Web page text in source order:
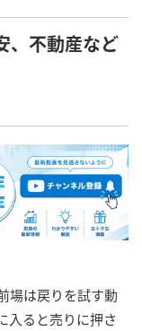
、不動産など
場は戻りを試す動
入ると売りに押さ